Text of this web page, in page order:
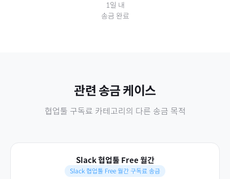
1일 내
송금 완료
관련 송금 케이스
협업툴 구독료 카테고리의 다른 송금 목적
Slack 협업툴 Free 월간
Slack 협업툴 Free 월간 구독료 송금